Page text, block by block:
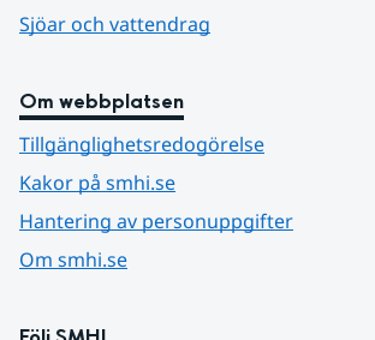
Sjöar och vattendrag
Om webbplatsen
Tillgänglighetsredogörelse
Kakor på smhi.se
Hantering av personuppgifter
Om smhi.se